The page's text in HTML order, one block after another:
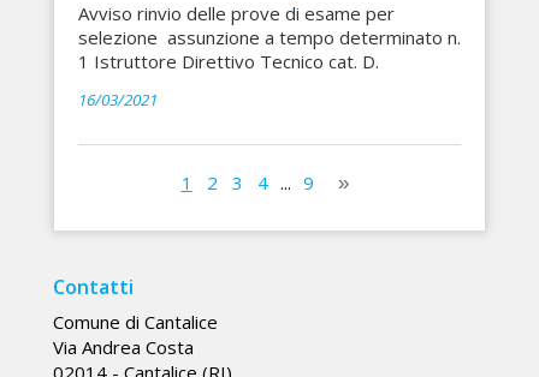
Avviso rinvio delle prove di esame per
selezione assunzione a tempo determinato n.
1 Istruttore Direttivo Tecnico cat. D.
16/03/2021
1 2 3 4 ... 9
Contatti
Comune di Cantalice
Via Andrea Costa
02014 - Cantalice (RI)